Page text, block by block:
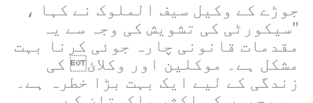
جوڑے کے وکیل سیف الملوک نے کہا ،
"سیکورٹی کی تشویش کی وجہ سے یہ
مقدمات قانونی چارہ جوئی کرنا بہت
مشکل ہے۔ موکلین اور وکلائ کی
زندگی کے لیے ایک بہت بڑا خطرہ ہے۔